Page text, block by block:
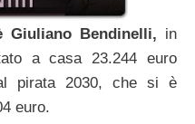
Giuliano Bendinelli, in
a casa 23.244 euro
pirata 2030, che si è
euro.